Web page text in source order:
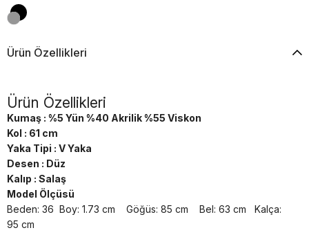
Ürün Özellikleri
Ürün Özellikleri
Kumaş : %5 Yün %40 Akrilik %55 Viskon
Kol : 61 cm
Yaka Tipi : V Yaka
Desen : Düz
Kalıp : Salaş
Model Ölçüsü
Beden: 36 Boy: 1.73 cm Göğüs: 85 cm Bel: 63 cm Kalça:
95 cm